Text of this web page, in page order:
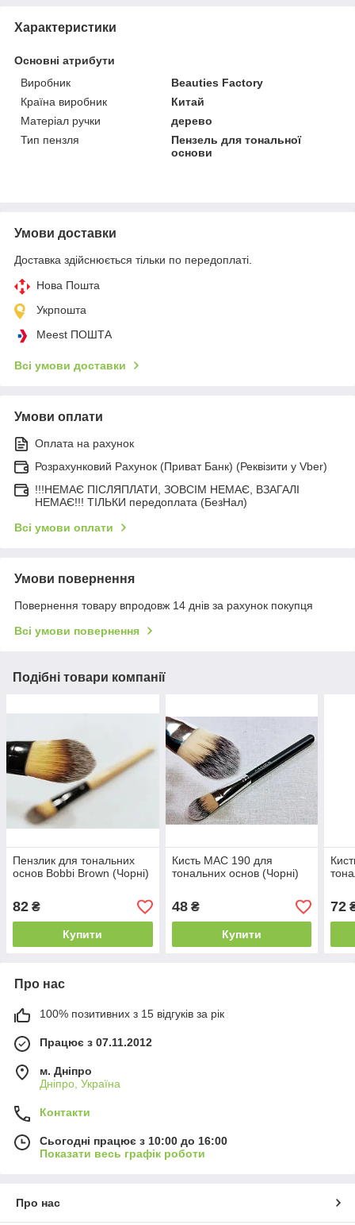
Характеристики
Основні атрибути
Виробник
Beauties Factory
Країна виробник
Китай
Матеріал ручки
дерево
Тип пензля
Пензель для тональної
основи
Умови доставки
Доставка здійснюється тільки по передоплаті.
Нова Пошта
Укрпошта
Meest ПОШТА
Всі умови доставки
Умови оплати
Оплата на рахунок
Розрахунковий Рахунок (Приват Банк) (Реквізити у Vber)
!!!НЕМАЄ ПІСЛЯПЛАТИ, ЗОВСІМ НЕМАЄ, ВЗАГАЛІ
НЕМАЄ!!! ТІЛЬКИ передоплата (БезНал)
Всі умови оплати
Умови повернення
Повернення товару впродовж 14 днів за рахунок покупця
Всі умови повернення
Подібні товари компанії
Пензлик для тональних
основ Bobbi Brown (Чорні)
82 ₴
Купити
Кисть МАС 190 для
тональних основ (Чорні)
48₴
Купити
72
Про нас
100% позитивних з 15 відгуків за рік
Працює з 07.11.2012
м. Дніпро
Дніпро, Україна
Контакти
Сьогодні працює з 10:00 до 16:00
Показати весь графік роботи
Про нас